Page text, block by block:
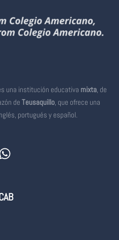
una institución educativa mixta, de
de Teusaquillo, que ofrece una
portugués y español.